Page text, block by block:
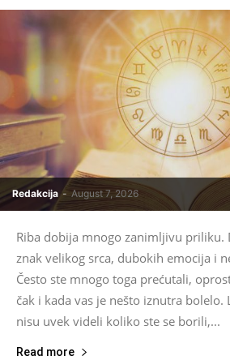
Redakcija - August 7, 2026
Riba dobija mnogo zanimljivu priliku.
znak velikog srca, dubokih emocija i
Često ste mnogo toga prećutali,
čak i kada vas je nešto iznutra bolelo.
nisu uvek videli koliko ste se borili,...
Read more